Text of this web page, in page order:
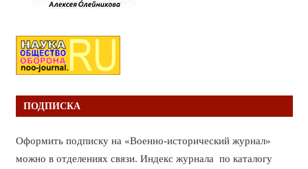
ПОДПИСКА
Оформить подписку на «Военно-исторический журнал»
можно в отделениях связи. Индекс журнала по каталогу